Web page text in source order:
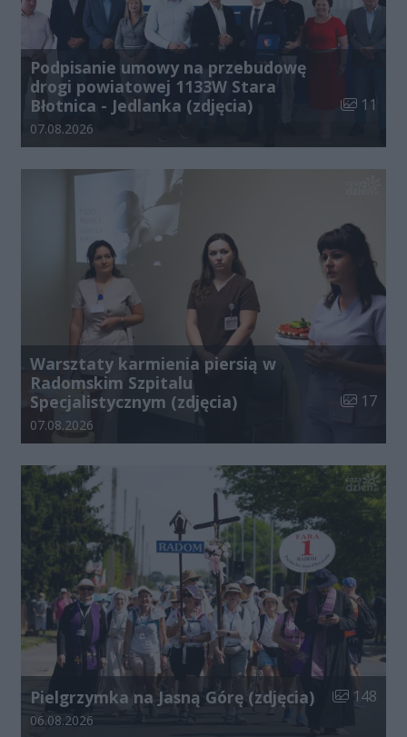
Podpisanie umowy na przebudowę
drogi powiatowej 1133W Stara
Błotnica - Jedlanka (zdjęcia)
Liczba
11
Data dodania galerii:
07.08.2026
Warsztaty karmienia piersią w
Radomskim Szpitalu
Specjalistycznym (zdjęcia)
Liczba
17
Data dodania galerii:
07.08.2026
Pielgrzymka na Jasną Górę (zdjęcia) Liczba
148
Data dodania galerii:
06.08.2026